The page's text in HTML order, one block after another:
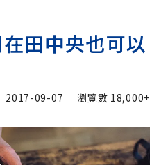
田中央也可以
2017-09-07 瀏覽數 18,000+